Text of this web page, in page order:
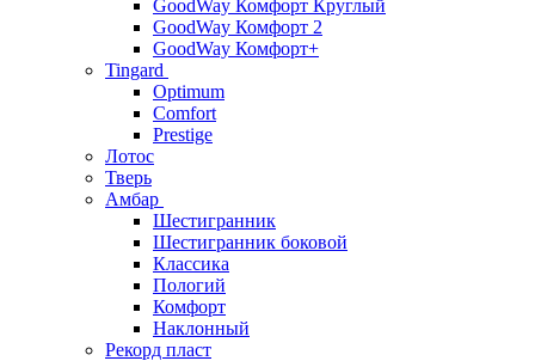
GoodWay Комфорт Круглый
GoodWay Комфорт 2
GoodWay Комфорт+
Tingard
Optimum
Comfort
Prestige
Лотос
Тверь
Амбар
Шестигранник
Шестигранник боковой
Классика
Пологий
Комфорт
Наклонный
Рекорд пласт